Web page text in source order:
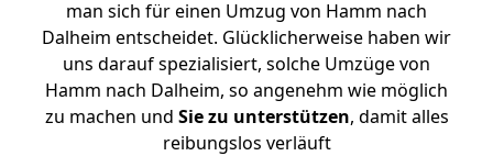
man sich für einen Umzug von Hamm nach
Dalheim entscheidet. Glücklicherweise haben wir
uns darauf spezialisiert, solche Umzüge von
Hamm nach Dalheim, so angenehm wie möglich
zu machen und Sie zu unterstützen, damit alles
reibungslos verläuft